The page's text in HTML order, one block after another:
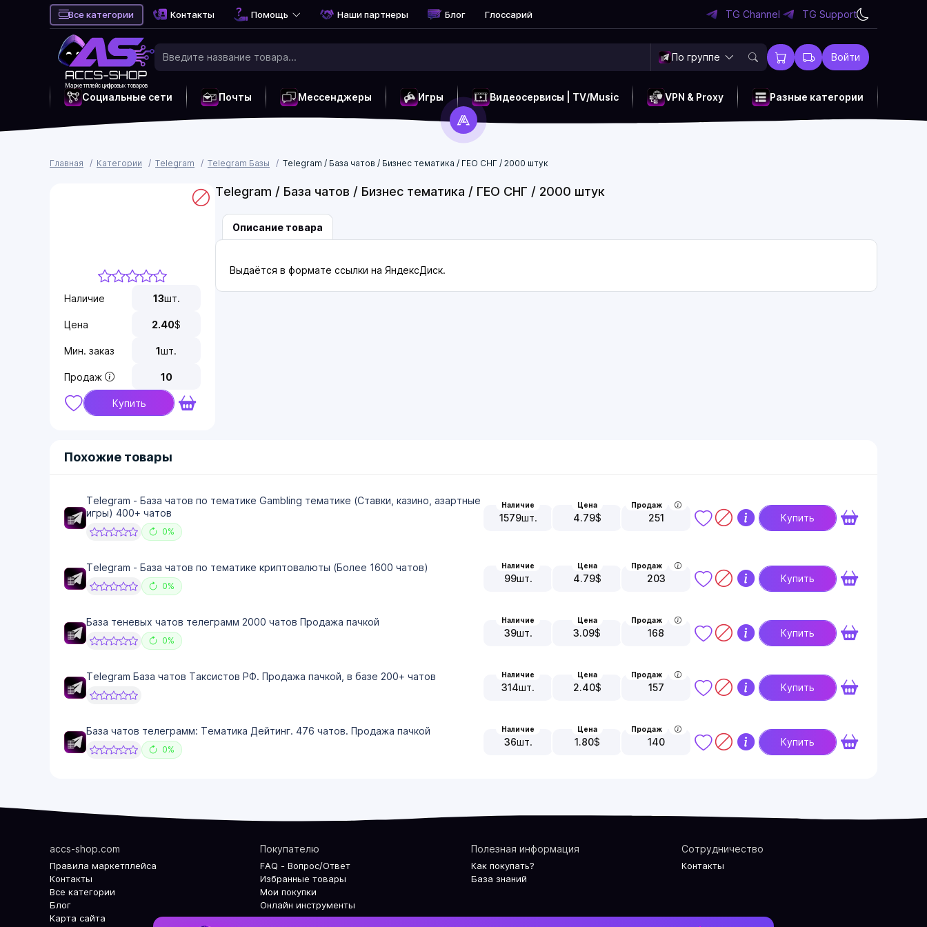
Все категории Контакты Помощь Наши партнеры Блог Глоссарий TG Channel TG Support
Маркетплейс цифровых товаров
По группе Войти
Социальные сети Почты Мессенджеры Игры Видеосервисы | TV/Music VPN & Proxy Разные категории
Главная Категории Telegram Telegram Базы Telegram / База чатов / Бизнес тематика / ГЕО СНГ / 2000 штук
Наличие 13шт.
Цена 2.40$
Мин. заказ 1шт.
Продаж 10
Купить
Telegram / База чатов / Бизнес тематика / ГЕО СНГ / 2000 штук
Описание товара
Выдаётся в формате ссылки на ЯндексДиск.
Похожие товары
Telegram - База чатов по тематике Gambling тематике (Ставки, казино, азартные
игры) 400+ чатов
0%
Наличие
1579шт.
Цена
4.79$
Продаж
251 Купить
Telegram - База чатов по тематике криптовалюты (Более 1600 чатов)
0%
Наличие
99шт.
Цена
4.79$
Продаж
203 Купить
База теневых чатов телеграмм 2000 чатов Продажа пачкой
0%
Наличие
39шт.
Цена
3.09$
Продаж
168 Купить
Telegram База чатов Таксистов РФ. Продажа пачкой, в базе 200+ чатов Наличие
314шт.
Цена
2.40$
Продаж
157 Купить
База чатов телеграмм: Тематика Дейтинг. 476 чатов. Продажа пачкой
0%
Наличие
36шт.
Цена
1.80$
Продаж
140 Купить
accs-shop.com
Правила маркетплейса
Контакты
Все категории
Блог
Карта сайта
Покупателю
FAQ - Вопрос/Ответ
Избранные товары
Мои покупки
Онлайн инструменты
Полезная информация
Как покупать?
База знаний
Сотрудничество
Контакты